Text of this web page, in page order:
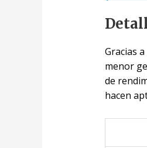
Gracias
menor
de
hacen